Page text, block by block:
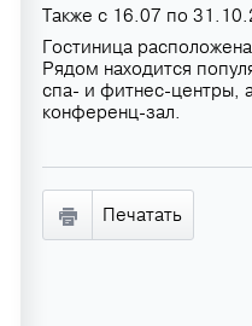
Также с 16.07 по
Гостиница
Рядом находится
спа- и фитнес-центры,
конференц-зал.
Печатать